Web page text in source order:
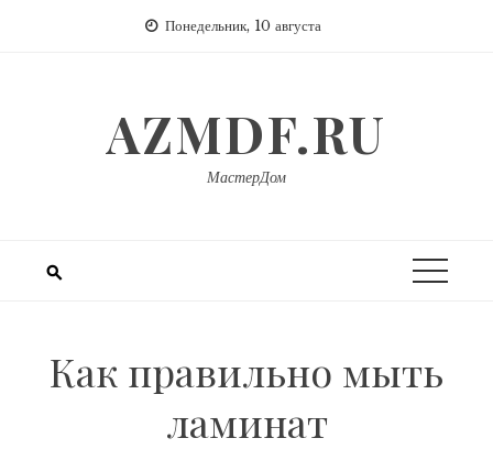
Понедельник, 10 августа
AZMDF.RU
МастерДом
Как правильно мыть
ламинат